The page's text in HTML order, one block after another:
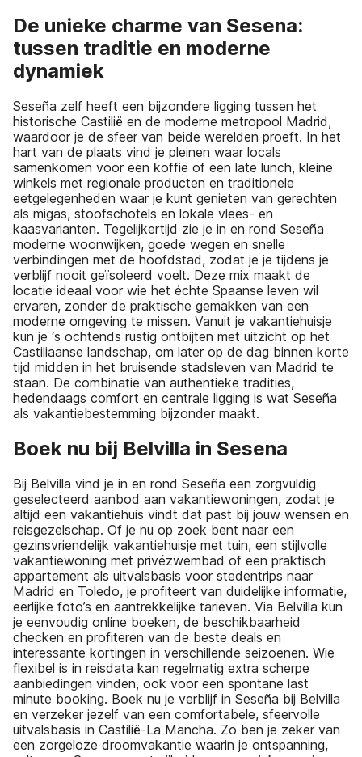
De unieke charme van Sesena:
tussen traditie en moderne
dynamiek
Seseña zelf heeft een bijzondere ligging tussen het
historische Castilië en de moderne metropool Madrid,
waardoor je de sfeer van beide werelden proeft. In het
hart van de plaats vind je pleinen waar locals
samenkomen voor een koffie of een late lunch, kleine
winkels met regionale producten en traditionele
eetgelegenheden waar je kunt genieten van gerechten
als migas, stoofschotels en lokale vlees- en
kaasvarianten. Tegelijkertijd zie je in en rond Seseña
moderne woonwijken, goede wegen en snelle
verbindingen met de hoofdstad, zodat je je tijdens je
verblijf nooit geïsoleerd voelt. Deze mix maakt de
locatie ideaal voor wie het échte Spaanse leven wil
ervaren, zonder de praktische gemakken van een
moderne omgeving te missen. Vanuit je vakantiehuisje
kun je ‘s ochtends rustig ontbijten met uitzicht op het
Castiliaanse landschap, om later op de dag binnen korte
tijd midden in het bruisende stadsleven van Madrid te
staan. De combinatie van authentieke tradities,
hedendaags comfort en centrale ligging is wat Seseña
als vakantiebestemming bijzonder maakt.
Boek nu bij Belvilla in Sesena
Bij Belvilla vind je in en rond Seseña een zorgvuldig
geselecteerd aanbod aan vakantiewoningen, zodat je
altijd een vakantiehuis vindt dat past bij jouw wensen en
reisgezelschap. Of je nu op zoek bent naar een
gezinsvriendelijk vakantiehuisje met tuin, een stijlvolle
vakantiewoning met privézwembad of een praktisch
appartement als uitvalsbasis voor stedentrips naar
Madrid en Toledo, je profiteert van duidelijke informatie,
eerlijke foto’s en aantrekkelijke tarieven. Via Belvilla kun
je eenvoudig online boeken, de beschikbaarheid
checken en profiteren van de beste deals en
interessante kortingen in verschillende seizoenen. Wie
flexibel is in reisdata kan regelmatig extra scherpe
aanbiedingen vinden, ook voor een spontane last
minute booking. Boek nu je verblijf in Seseña bij Belvilla
en verzeker jezelf van een comfortabele, sfeervolle
uitvalsbasis in Castilië-La Mancha. Zo ben je zeker van
een zorgeloze droomvakantie waarin je ontspanning,